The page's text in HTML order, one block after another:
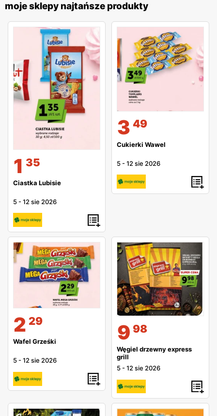
moje sklepy najtańsze produkty
1 35
Ciastka Lubisie
5 -12 sie 2026
3 49
Cukierki Wawel
5 -12 sie 2026
2 29
Wafel Grześki
5 -12 sie 2026
9 98
Węgiel drzewny express
grill
5 -12 sie 2026